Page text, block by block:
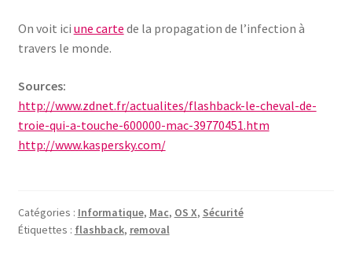
On voit ici une carte de la propagation de l’infection à
travers le monde.
Sources:
http://www.zdnet.fr/actualites/flashback-le-cheval-de-
troie-qui-a-touche-600000-mac-39770451.htm
http://www.kaspersky.com/
Catégories : Informatique, Mac, OS X, Sécurité
Étiquettes : flashback, removal